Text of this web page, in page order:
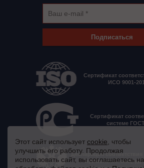
Подписаться
Сертификат
ИСО 9001-
Сертификат
системе
Декларация
применения
Этот сайт использует cookie , чтобы
улучшить его работу. Продолжая
использовать сайт, вы соглашаетесь на